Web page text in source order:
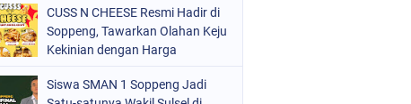
SULSEL (846)
CUSS N CHEESE Resmi Hadir di
Soppeng, Tawarkan Olahan Keju
Kekinian dengan Harga
Siswa SMAN 1 Soppeng Jadi